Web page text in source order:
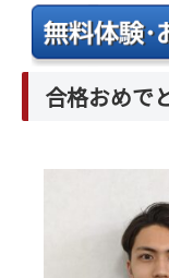
合格おめで